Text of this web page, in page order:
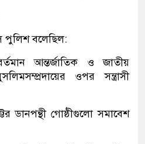
পুলিশ বলেছিল:
আন্তর্জাতিক ও
জাতীয়
সম্প্রদায়ের ওপর
সন্ত্রাসী
ডানপন্থী গোষ্ঠীগুলো সমাবেশ